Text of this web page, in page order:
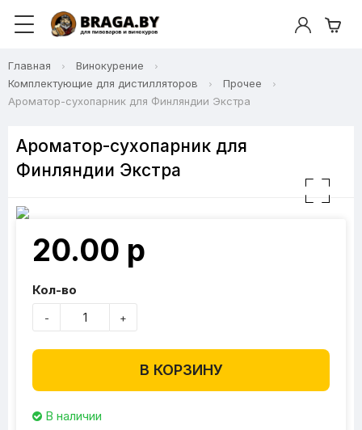
Главная
Винокурение
Комплектующие для дистилляторов
Прочее
Ароматор-сухопарник для Финляндии Экстра
Ароматор-сухопарник для
Финляндии Экстра
20.00 р
Кол-во
- +
В КОРЗИНУ
В наличии